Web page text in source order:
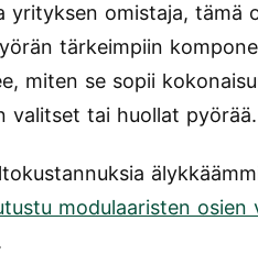
yrityksen omistaja, tämä
tärkeimpiin
miten se sopii
valitset tai huollat pyörää.
modulaaristen osien